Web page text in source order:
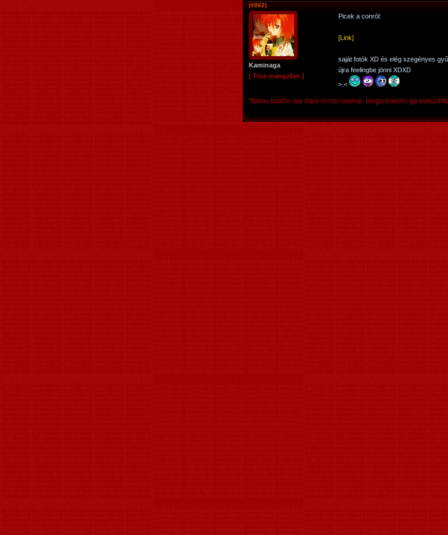
(#862)
Kaminaga
[ True mangafan ]
Picek a conról:
[Link]
saját fotók XD és elég szegényes
újra feelingbe jönni XDXD
>.<
"Itamu basho wa dare ni mo iwanai, Isogu kokoro ga